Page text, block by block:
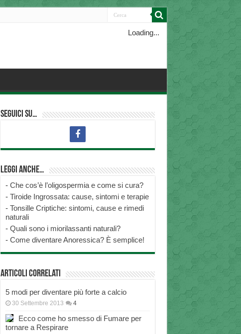
Loading...
Seguici su…
Leggi anche…
- Che cos’è l’oligospermia e come si cura?
- Tiroide Ingrossata: cause, sintomi e terapie
- Tonsille Criptiche: sintomi, cause e rimedi
naturali
- Quali sono i miorilassanti naturali?
- Come diventare Anoressica? È semplice!
Articoli correlati
5 modi per diventare più forte a calcio
30 Settembre 2013 4
Ecco come ho smesso di Fumare per
tornare a Respirare